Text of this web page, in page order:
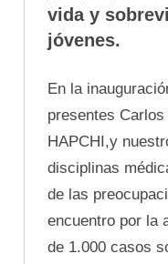
vida y
jóvenes.
En la
presentes
HAPCHI,y
disciplinas
de las
encuentro por la
de 1.000 casos